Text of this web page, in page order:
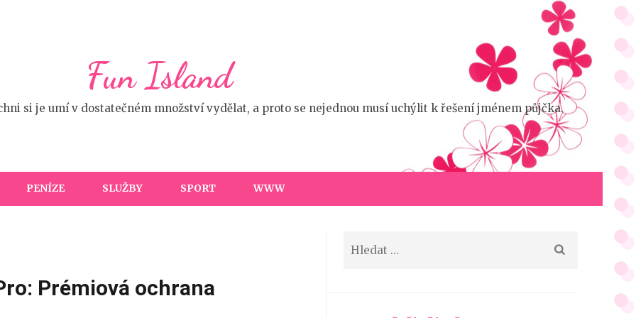
Fun Island
si je umí v dostatečném množství vydělat, a proto se nejednou musí uchýlit k řešení jménem půjčka.
PENÍZE SLUŽBY SPORT WWW
Prémiová ochrana